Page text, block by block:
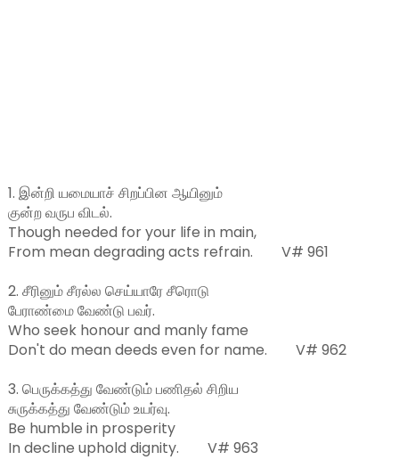
1. இன்றி யமையாச் சிறப்பின ஆயினும்
குன்ற வருப விடல்.
Though needed for your life in main,
From mean degrading acts refrain.        V# 961
2. சீரினும் சீரல்ல செய்யாரே சீரொடு
பேராண்மை வேண்டு பவர்.
Who seek honour and manly fame
Don't do mean deeds even for name.        V# 962
3. பெருக்கத்து வேண்டும் பணிதல் சிறிய
சுருக்கத்து வேண்டும் உயர்வு.
Be humble in prosperity
In decline uphold dignity.        V# 963